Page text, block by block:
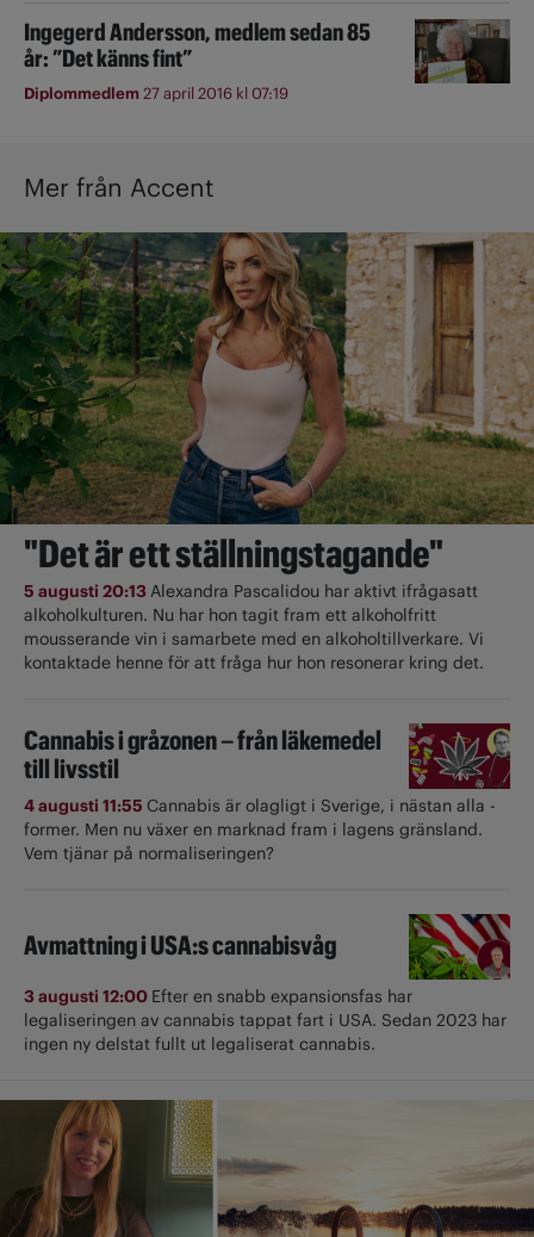
Ingegerd Andersson, medlem sedan 85
år: ”Det känns fint”
Diplommedlem27 april 2016 kl 07:19
Mer från Accent
"Det är ett ställningstagande"
5 augusti 20:13Alexandra Pascalidou har aktivt ifrågasatt
alkoholkulturen. Nu har hon tagit fram ett alkoholfritt
mousserande vin i samarbete med en alkoholtillverkare. Vi
kontaktade henne för att fråga hur hon resonerar kring det.
Cannabis i gråzonen – från läkemedel
till livsstil
4 augusti 11:55 Cannabis är olagligt i ­Sverige, i nästan alla ­
former. Men nu växer en marknad fram i lagens gränsland.
Vem tjänar på normaliseringen?
Avmattning i USA:s cannabisvåg
3 augusti 12:00 Efter en snabb expansionsfas har
legaliseringen av cannabis tappat fart i USA. Sedan 2023 har
ingen ny delstat fullt ut ­legaliserat cannabis.